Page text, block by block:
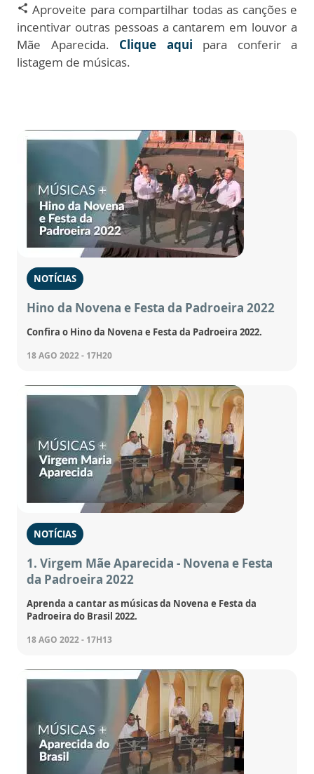
share Aproveite para compartilhar todas as canções e
incentivar outras pessoas a cantarem em louvor a
Mãe Aparecida. Clique aqui para conferir a
listagem de músicas.
NOTÍCIAS
Hino da Novena e Festa da Padroeira 2022
Confira o Hino da Novena e Festa da Padroeira 2022.
18 AGO 2022 - 17H20
NOTÍCIAS
1. Virgem Mãe Aparecida - Novena e Festa
da Padroeira 2022
Aprenda a cantar as músicas da Novena e Festa da
Padroeira do Brasil 2022.
18 AGO 2022 - 17H13